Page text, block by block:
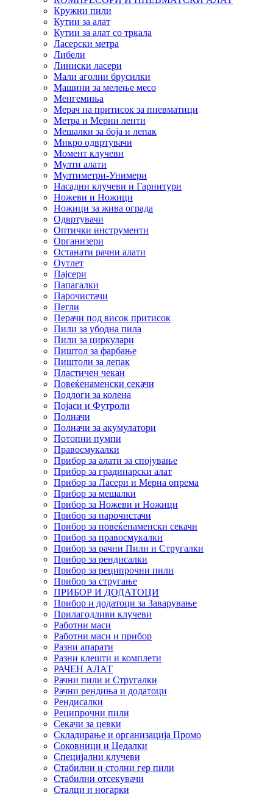
Кружни пили
Кутии за алат
Кутии за алат со тркала
Ласерски метра
Либели
Линиски ласери
Мали аголни брусилки
Машини за мелење месо
Менгемиња
Мерач на притисок за пневматици
Метра и Мерни ленти
Мешалки за боја и лепак
Микро одвртувачи
Момент клучеви
Мулти алати
Мултиметри-Унимери
Насадни клучеви и Гарнитури
Ножеви и Ножици
Ножици за жива ограда
Одвртувачи
Оптички инструменти
Организери
Останати рачни алати
Оутлет
Пајсери
Папагалки
Парочистачи
Пегли
Перачи под висок притисок
Пили за убодна пила
Пили за циркулари
Пиштол за фарбање
Пиштоли за лепак
Пластичен чекан
Повеќенаменски секачи
Подлоги за колена
Појаси и Футроли
Полначи
Полначи за акумулатори
Потопни пумпи
Правосмукалки
Прибор за алати за спојување
Прибор за градинарски алат
Прибор за Ласери и Мерна опрема
Прибор за мешалки
Прибор за Ножеви и Ножици
Прибор за парочистачи
Прибор за повеќенаменски секачи
Прибор за правосмукалки
Прибор за рачни Пили и Стругалки
Прибор за рендисалки
Прибор за реципрочни пили
Прибор за стругање
ПРИБОР И ДОДАТОЦИ
Прибор и додатоци за Заварување
Прилагодливи клучеви
Работни маси
Работни маси и прибор
Разни апарати
Разни клешти и комплети
РАЧЕН АЛАТ
Рачни пили и Стругалки
Рачни рендиња и додатоци
Рендисалки
Реципрочни пили
Секачи за цевки
Складирање и организација Промо
Соковници и Цедалки
Специјални клучеви
Стабилни и столни гер пили
Стабилни отсекувачи
Сталци и ногарки